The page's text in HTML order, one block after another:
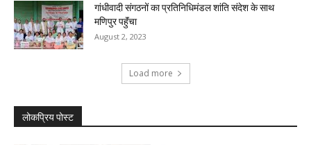
गांधीवादी संगठनों का प्रतिनिधिमंडल शांति संदेश के साथ
मणिपुर पहुॅंचा
August 2, 2023
Load more
लोकप्रिय पोस्ट